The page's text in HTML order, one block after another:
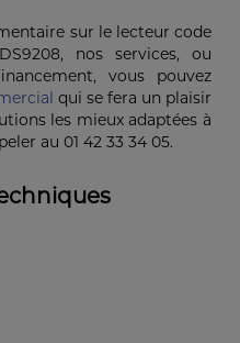
sur le lecteur code
nos services, ou
vous pouvez
qui se fera un plaisir
les mieux adaptées à
au 01 42 33 34 05.